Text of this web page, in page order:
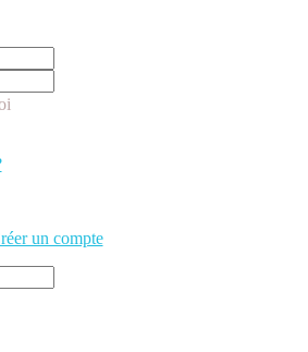
un compte